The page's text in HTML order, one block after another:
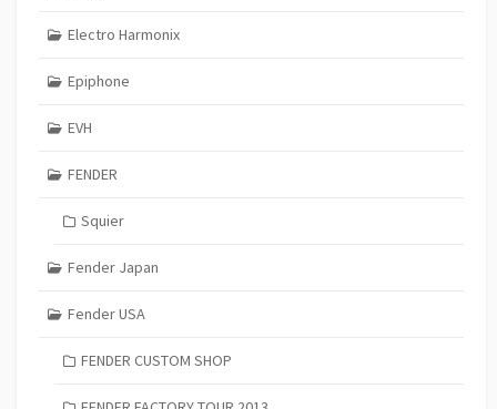
Electro Harmonix
Epiphone
EVH
FENDER
Squier
Fender Japan
Fender USA
FENDER CUSTOM SHOP